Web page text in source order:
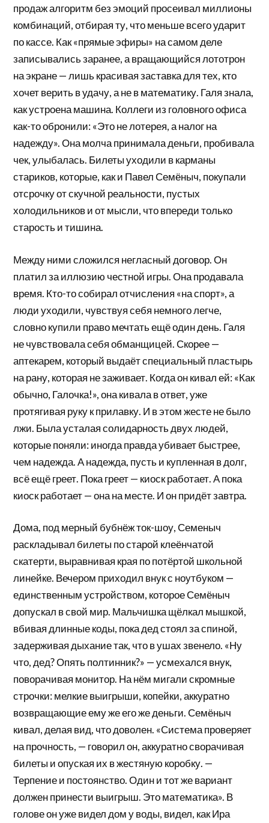
продаж алгоритм без эмоций просеивал миллионы
комбинаций, отбирая ту, что меньше всего ударит
по кассе. Как «прямые эфиры» на самом деле
записывались заранее, а вращающийся лототрон
на экране — лишь красивая заставка для тех, кто
хочет верить в удачу, а не в математику. Галя знала,
как устроена машина. Коллеги из головного офиса
как-то обронили: «Это не лотерея, а налог на
надежду». Она молча принимала деньги, пробивала
чек, улыбалась. Билеты уходили в карманы
стариков, которые, как и Павел Семёныч, покупали
отсрочку от скучной реальности, пустых
холодильников и от мысли, что впереди только
старость и тишина.
Между ними сложился негласный договор. Он
платил за иллюзию честной игры. Она продавала
время. Кто-то собирал отчисления «на спорт», а
люди уходили, чувствуя себя немного легче,
словно купили право мечтать ещё один день. Галя
не чувствовала себя обманщицей. Скорее —
аптекарем, который выдаёт специальный пластырь
на рану, которая не заживает. Когда он кивал ей: «Как
обычно, Галочка!», она кивала в ответ, уже
протягивая руку к прилавку. И в этом жесте не было
лжи. Была усталая солидарность двух людей,
которые поняли: иногда правда убивает быстрее,
чем надежда. А надежда, пусть и купленная в долг,
всё ещё греет. Пока греет — киоск работает. А пока
киоск работает — она на месте. И он придёт завтра.
Дома, под мерный бубнёж ток-шоу, Семеныч
раскладывал билеты по старой клеёнчатой
скатерти, выравнивая края по потёртой школьной
линейке. Вечером приходил внук с ноутбуком —
единственным устройством, которое Семёныч
допускал в свой мир. Мальчишка щёлкал мышкой,
вбивая длинные коды, пока дед стоял за спиной,
задерживая дыхание так, что в ушах звенело. «Ну
что, дед? Опять полтинник?» — усмехался внук,
поворачивая монитор. На нём мигали скромные
строчки: мелкие выигрыши, копейки, аккуратно
возвращающие ему же его же деньги. Семёныч
кивал, делая вид, что доволен. «Система проверяет
на прочность, — говорил он, аккуратно сворачивая
билеты и опуская их в жестяную коробку. —
Терпение и постоянство. Один и тот же вариант
должен принести выигрыш. Это математика». В
голове он уже видел дом у воды, видел, как Ира